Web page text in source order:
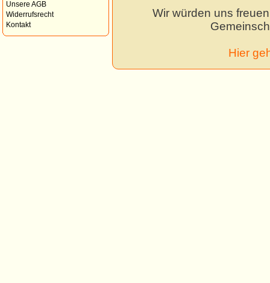
Unsere AGB
Widerrufsrecht
Kontakt
Wir würden uns
Hier